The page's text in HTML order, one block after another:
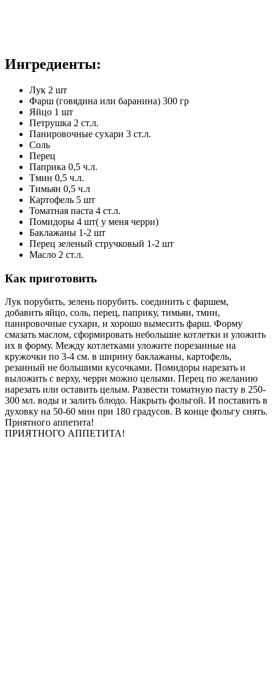
Ингредиенты:
Лук 2 шт
Фарш (говядина или баранина) 300 гр
Яйцо 1 шт
Петрушка 2 ст.л.
Панировочные сухари 3 ст.л.
Соль
Перец
Паприка 0,5 ч.л.
Тмин 0,5 ч.л.
Тимьян 0,5 ч.л
Картофель 5 шт
Томатная паста 4 ст.л.
Помидоры 4 шт( у меня черри)
Баклажаны 1-2 шт
Перец зеленый стручковый 1-2 шт
Масло 2 ст.л.
Как приготовить
Лук порубить, зелень порубить. соединить с фаршем,
добавить яйцо, соль, перец, паприку, тимьян, тмин,
панировочные сухари, и хорошо вымесить фарш. Форму
смазать маслом, сформировать небольшие котлетки и уложить
их в форму. Между котлетками уложите порезанные на
кружочки по 3-4 см. в ширину баклажаны, картофель,
резанный не большими кусочками. Помидоры нарезать и
выложить с верху, черри можно целыми. Перец по желанию
нарезать или оставить целым. Развести томатную пасту в 250-
300 мл. воды и залить блюдо. Накрыть фольгой. И поставить в
духовку на 50-60 мин при 180 градусов. В конце фольгу снять.
Приятного аппетита!
ПРИЯТНОГО АППЕТИТА!